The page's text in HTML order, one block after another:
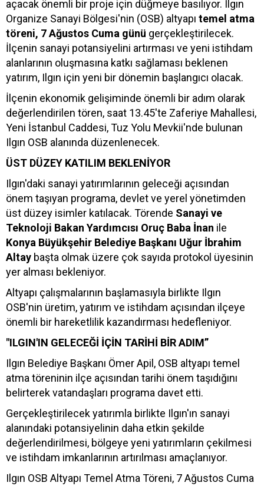
açacak önemli bir proje için düğmeye basılıyor. Ilgın
Organize Sanayi Bölgesi'nin (OSB) altyapı temel atma
töreni, 7 Ağustos Cuma günü gerçekleştirilecek.
İlçenin sanayi potansiyelini artırması ve yeni istihdam
alanlarının oluşmasına katkı sağlaması beklenen
yatırım, Ilgın için yeni bir dönemin başlangıcı olacak.
İlçenin ekonomik gelişiminde önemli bir adım olarak
değerlendirilen tören, saat 13.45'te Zaferiye Mahallesi,
Yeni İstanbul Caddesi, Tuz Yolu Mevkii'nde bulunan
Ilgın OSB alanında düzenlenecek.
ÜST DÜZEY KATILIM BEKLENİYOR
Ilgın'daki sanayi yatırımlarının geleceği açısından
önem taşıyan programa, devlet ve yerel yönetimden
üst düzey isimler katılacak. Törende Sanayi ve
Teknoloji Bakan Yardımcısı Oruç Baba İnan ile
Konya Büyükşehir Belediye Başkanı Uğur İbrahim
Altay başta olmak üzere çok sayıda protokol üyesinin
yer alması bekleniyor.
Altyapı çalışmalarının başlamasıyla birlikte Ilgın
OSB'nin üretim, yatırım ve istihdam açısından ilçeye
önemli bir hareketlilik kazandırması hedefleniyor.
"ILGIN'IN GELECEĞİ İÇİN TARİHİ BİR ADIM”
Ilgın Belediye Başkanı Ömer Apil, OSB altyapı temel
atma töreninin ilçe açısından tarihi önem taşıdığını
belirterek vatandaşları programa davet etti.
Gerçekleştirilecek yatırımla birlikte Ilgın'ın sanayi
alanındaki potansiyelinin daha etkin şekilde
değerlendirilmesi, bölgeye yeni yatırımların çekilmesi
ve istihdam imkanlarının artırılması amaçlanıyor.
Ilgın OSB Altyapı Temel Atma Töreni, 7 Ağustos Cuma